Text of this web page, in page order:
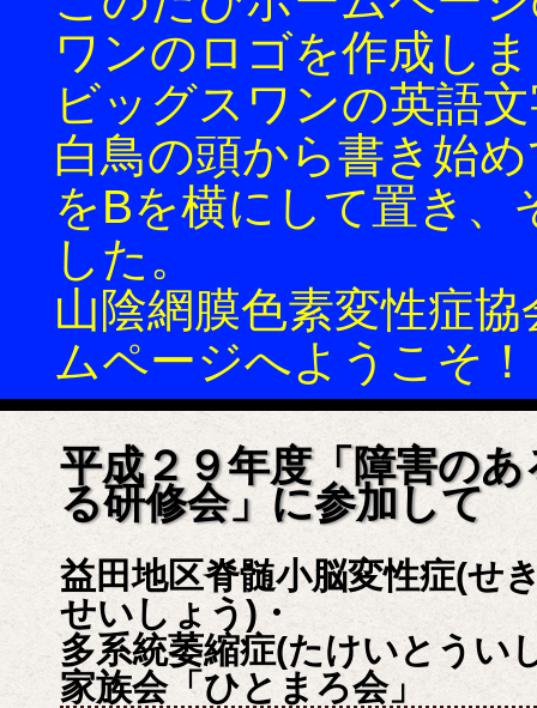
ワンのロゴを作成し
ビッグスワンの英語
白鳥の頭から書き始
をBを横にして置き、
した。
山陰網膜色素変性症
ムページへようこそ
平成２９年度「障害の
る研修会」に参加して
益田地区脊髄小脳変性症(せ
せいしょう)・
多系統萎縮症(たけいとうい
家族会「ひとまろ会」